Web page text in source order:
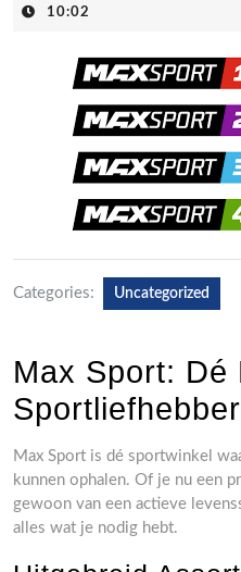
10:02
Categories: Uncategorized
Max Sport: Dé
Max Sport is dé sportwinkel
kunnen ophalen. Of je nu een
gewoon van een actieve
alles wat je nodig hebt.